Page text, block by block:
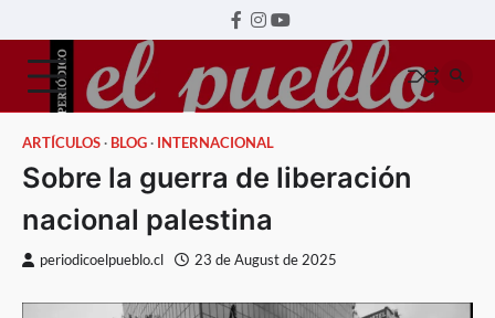
to
content
Home
facebook
instagram
youtube
ARTÍCULOS BLOG INTERNACIONAL
Sobre la guerra de liberación
nacional palestina
periodicoelpueblo.cl 23 de August de 2025